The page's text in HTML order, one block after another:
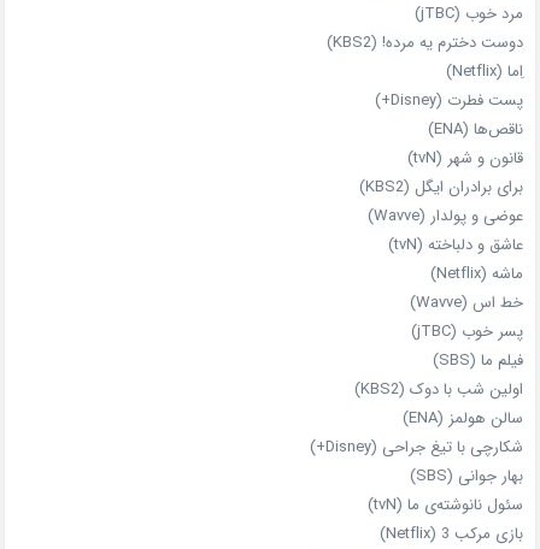
مرد خوب (jTBC)
دوست دخترم یه مرده! (KBS2)
اِما (Netflix)
پست فطرت (Disney+)
ناقص‌ها (ENA)
قانون و شهر (tvN)
برای برادران ایگل (KBS2)
عوضی و پولدار (Wavve)
عاشق و دلباخته (tvN)
ماشه (Netflix)
خط اس (Wavve)
پسر خوب (jTBC)
فیلم ما (SBS)
اولین شب با دوک (KBS2)
سالن هولمز (ENA)
شکارچی با تیغ جراحی (Disney+)
بهار جوانی (SBS)
سئول نانوشته‌ی ما (tvN)
بازی مرکب 3 (Netflix)